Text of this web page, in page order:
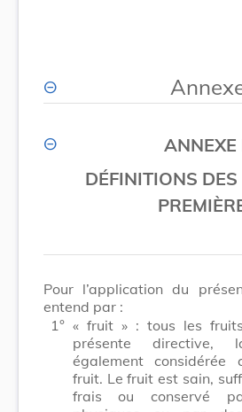
ANNEXE
DÉFINITIONS DES
Pour l’application du
entend par :
1° « fruit » : tous les
présente
également considérée
fruit. Le fruit est sain,
frais ou conservé